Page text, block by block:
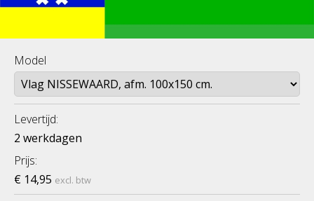
Model
Levertijd:
2 werkdagen
Prijs:
€ 14,95 excl. btw